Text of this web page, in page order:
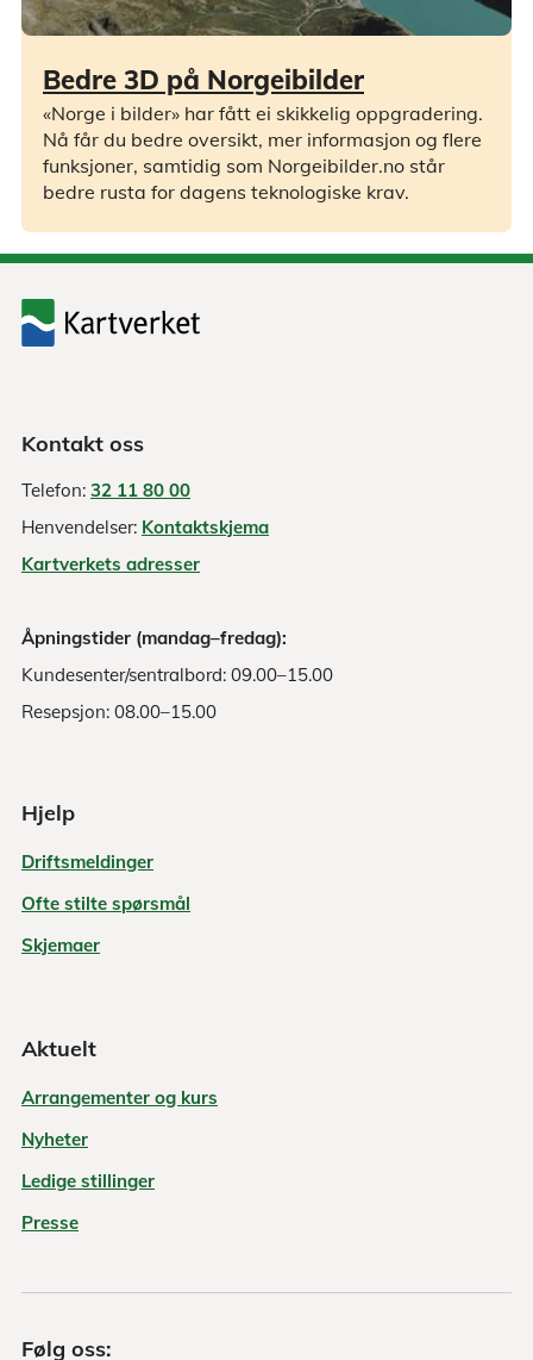
Bedre 3D på Norgeibilder
«Norge i bilder» har fått ei skikkelig oppgradering.
Nå får du bedre oversikt, mer informasjon og flere
funksjoner, samtidig som Norgeibilder.no står
bedre rusta for dagens teknologiske krav.
Kontakt oss
Telefon: 32 11 80 00
Henvendelser: Kontaktskjema
Kartverkets adresser
Åpningstider (mandag–fredag):
Kundesenter/sentralbord: 09.00–15.00
Resepsjon: 08.00–15.00
Hjelp
Driftsmeldinger
Ofte stilte spørsmål
Skjemaer
Aktuelt
Arrangementer og kurs
Nyheter
Ledige stillinger
Presse
Følg oss: